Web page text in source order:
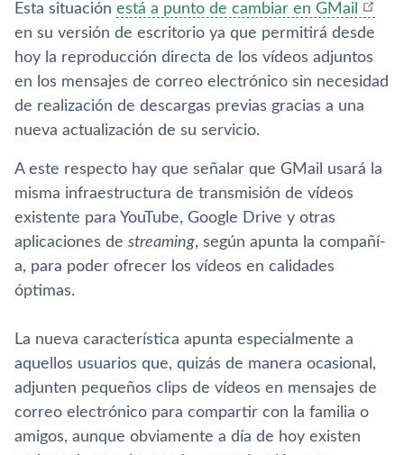
Esta situación está a punto de cambiar en GMail
en su versión de escritorio ya que permitirá desde
hoy la reproducción directa de los ví­deos adjuntos
en los mensajes de correo electrónico sin necesidad
de realización de descargas previas gracias a una
nueva actualización de su servicio.
A este respecto hay que señalar que GMail usará la
misma infraestructura de transmisión de ví­deos
existente para YouTube, Google Drive y otras
aplicaciones de streaming, según apunta la compañí­
a, para poder ofrecer los ví­deos en calidades
óptimas.
La nueva caracterí­stica apunta especialmente a
aquellos usuarios que, quizás de manera ocasional,
adjunten pequeños clips de ví­deos en mensajes de
correo electrónico para compartir con la familia o
amigos, aunque obviamente a dí­a de hoy existen